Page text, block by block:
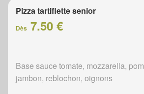
Pizza tartiflette senior
Dès 7.50 €
Base sauce tomate, mozzarella,
jambon, reblochon, oignons